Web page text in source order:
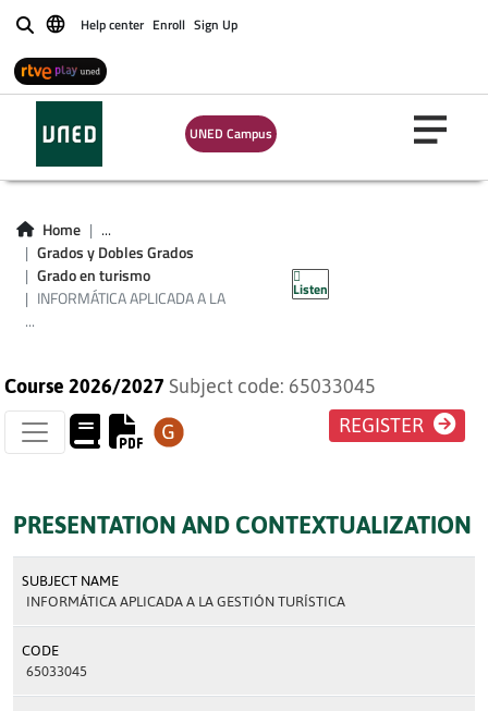
BuscarHelp center Enroll Sign Up
UNED Campus
Home
...
Grados y Dobles Grados
Grado en turismo
INFORMÁTICA APLICADA A LA
...
Listen
INFORMÁTICA
APLICADA A LA
GESTIÓN TURÍSTICA
Course 2026/2027 Subject code: 65033045
REGISTER
PRESENTATION AND CONTEXTUALIZATION
SUBJECT NAME
INFORMÁTICA APLICADA A LA GESTIÓN TURÍSTICA
CODE
65033045